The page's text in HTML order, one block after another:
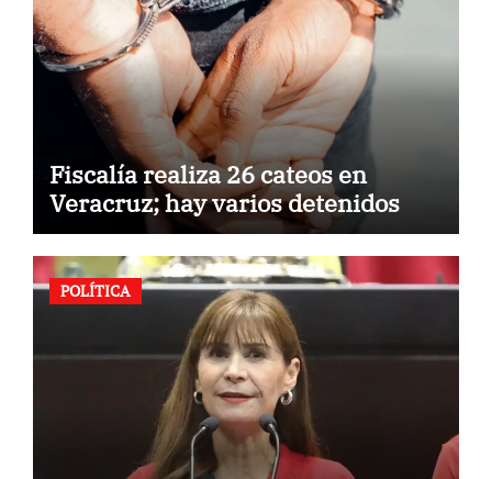
Fiscalía realiza 26 cateos en
Veracruz; hay varios detenidos
POLÍTICA